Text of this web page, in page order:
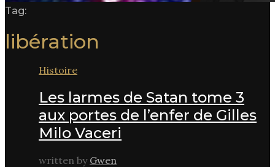
Tag:
libération
Histoire
Les larmes de Satan tome 3
aux portes de l’enfer de Gilles
Milo Vaceri
written by Gwen